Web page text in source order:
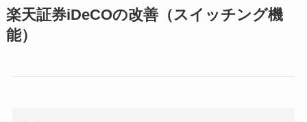
楽天証券iDeCOの改善（スイッチング機
能）